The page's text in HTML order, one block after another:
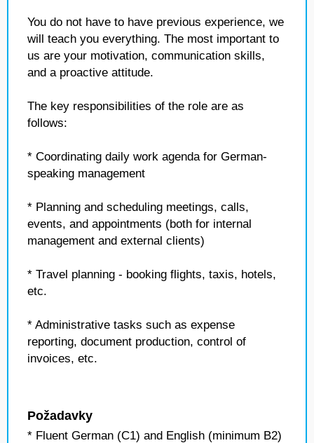
You do not have to have previous experience, we
will teach you everything. The most important to
us are your motivation, communication skills,
and a proactive attitude.
The key responsibilities of the role are as
follows:
* Coordinating daily work agenda for German-
speaking management
* Planning and scheduling meetings, calls,
events, and appointments (both for internal
management and external clients)
* Travel planning - booking flights, taxis, hotels,
etc.
* Administrative tasks such as expense
reporting, document production, control of
invoices, etc.
Požadavky
* Fluent German (C1) and English (minimum B2)